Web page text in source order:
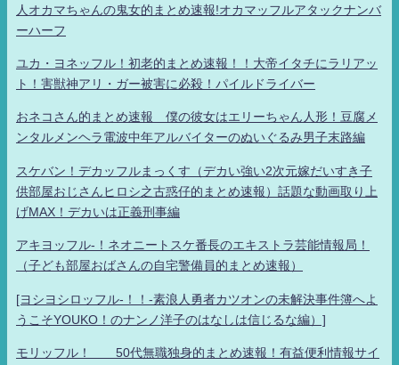
人オカマちゃんの鬼女的まとめ速報!オカマッフルアタックナンバ
ーハーフ
ユカ・ヨネッフル！初老的まとめ速報！！大帝イタチにラリアッ
ト！害獣神アリ・ガー被害に必殺！パイルドライバー
おネコさん的まとめ速報 僕の彼女はエリーちゃん人形！豆腐メ
ンタルメンヘラ電波中年アルバイターのぬいぐるみ男子末路編
スケバン！デカッフルまっくす（デカい強い2次元嫁だいすき子
供部屋おじさんヒロシ之古惑仔的まとめ速報）話題な動画取り上
げMAX！デカいは正義刑事編
アキヨッフル-！ネオニートスケ番長のエキストラ芸能情報局！
（子ども部屋おばさんの自宅警備員的まとめ速報）
[ヨシヨシロッフル-！！-素浪人勇者カツオンの未解決事件簿へよ
うこそYOUKO！のナンノ洋子のはなしは信じるな編）]
モリッフル！ 50代無職独身的まとめ速報！有益便利情報サイ